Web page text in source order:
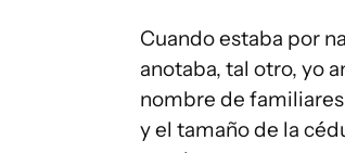
Cuando estaba por
anotaba, tal otro, yo
nombre de
y el tamaño de la